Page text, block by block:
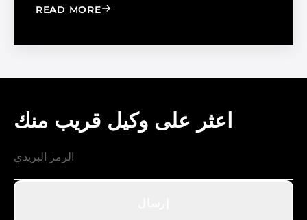
READ MORE: WINDOW FILM VS. WINDOW
اعثر على وكيل قريب منك